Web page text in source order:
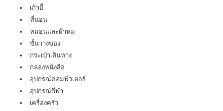
เก้าอี้
ที่นอน
หมอนและผ้าห่ม
ชั้นวางของ
กระเป๋าเดินทาง
กล่องหนังสือ
อุปกรณ์คอมพิวเตอร์
อุปกรณ์กีฬา
เครื่องครัว